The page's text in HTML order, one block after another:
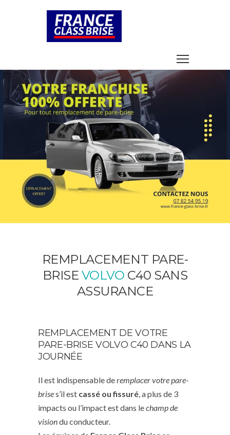
REMPLACEMENT PARE-
BRISE VOLVO C40 SANS
ASSURANCE
REMPLACEMENT DE VOTRE
PARE-BRISE VOLVO C40 DANS LA
JOURNÉE
Il est indispensable deremplacer votre pare-
brises’il est cassé ou fissuré , a plus de 3
impacts ou l’impact est dans lechamp de
visiondu conducteur.